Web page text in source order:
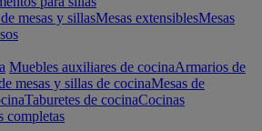
mesas y sillasMesas extensiblesMesas
Muebles auxiliares de cocinaArmarios de
mesas y sillas de cocinaMesas de
Taburetes de cocinaCocinas
completas